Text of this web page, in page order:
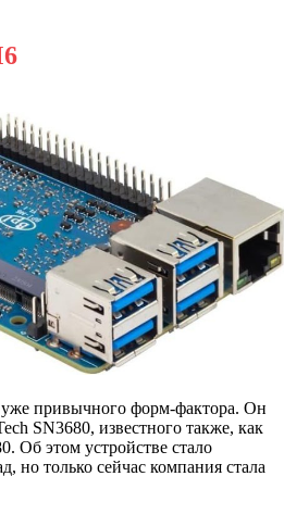
привычного форм-фактора. Он
SN3680, известного также, как
Об этом устройстве стало
но только сейчас компания стала